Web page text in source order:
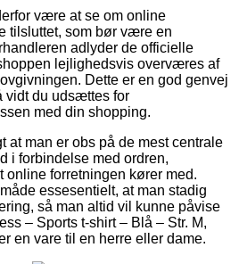
være at se om online
tilsluttet, som bør være en
adlyder de officielle
lejlighedsvis overværes af
Dette er en god genvej
vidt du udsættes for
med din shopping.
at man er obs på de mest centrale
i forbindelse med ordren,
online forretningen kører med.
essesentielt, at man stadig
så man altid vil kunne påvise
– Sports t-shirt – Blå – Str. M,
en vare til en herre eller dame.